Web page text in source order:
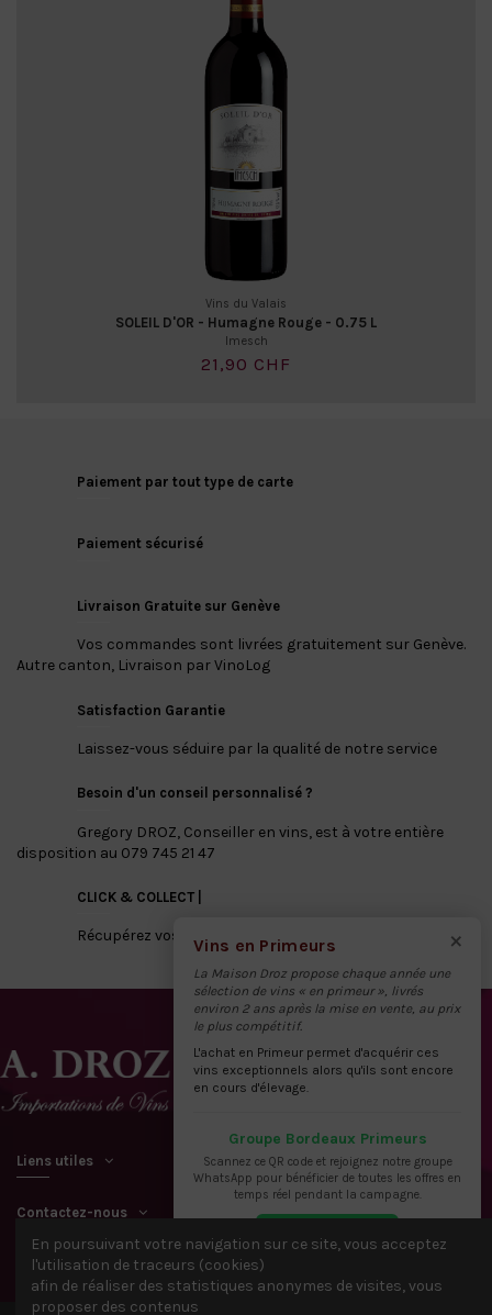
Vins du Valais
SOLEIL D'OR - Humagne Rouge - 0.75 L
Imesch
21,90 CHF
Paiement par tout type de carte
Paiement sécurisé
Livraison Gratuite sur Genève
Vos commandes sont livrées gratuitement sur Genève.
Autre canton, Livraison par VinoLog
Satisfaction Garantie
Laissez-vous séduire par la qualité de notre service
Besoin d'un conseil personnalisé ?
Gregory DROZ, Conseiller en vins, est à votre entière
disposition au 079 745 21 47
CLICK & COLLECT |
Récupérez vos vins directement à notre dépôt
Liens utiles
Contactez-nous
×
Vins en Primeurs
La Maison Droz propose chaque année une
sélection de vins « en primeur », livrés
environ 2 ans après la mise en vente, au prix
le plus compétitif.
L'achat en Primeur permet d'acquérir ces
vins exceptionnels alors qu'ils sont encore
en cours d'élevage.
Groupe Bordeaux Primeurs
Scannez ce QR code et rejoignez notre groupe
WhatsApp pour bénéficier de toutes les offres en
temps réel pendant la campagne.
En poursuivant votre navigation sur ce site, vous acceptez
l'utilisation de traceurs (cookies)
afin de réaliser des statistiques anonymes de visites, vous
proposer des contenus